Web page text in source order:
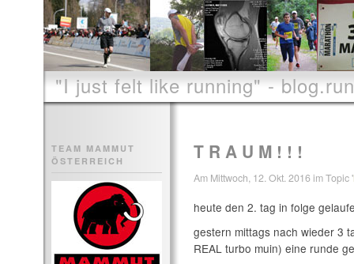
"I just felt like running" -
TEAM MAMMUT
ÖSTERREICH
T R A U M ! ! !
Am Mittwoch, 12. Okt. 2016 im Topic '
heute den 2. tag in folge
gestern mittags nach wieder 3
REAL turbo muin) eine runde